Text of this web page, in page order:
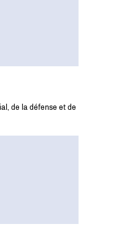
de la défense et de